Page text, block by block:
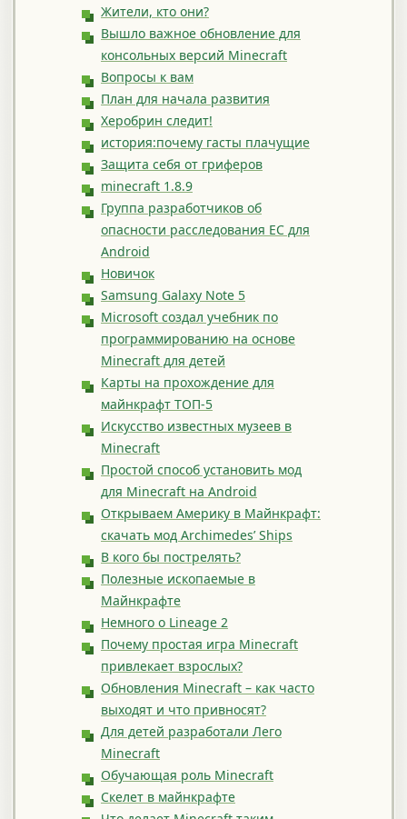
Жители, кто они?
Вышло важное обновление для
консольных версий Minecraft
Вопросы к вам
План для начала развития
Херобрин следит!
история:почему гасты плачущие
Защита себя от гриферов
minecraft 1.8.9
Группа разработчиков об
опасности расследования ЕС для
Android
Новичок
Samsung Galaxy Note 5
Microsoft создал учебник по
программированию на основе
Minecraft для детей
Карты на прохождение для
майнкрафт ТОП-5
Искусство известных музеев в
Minecraft
Простой способ установить мод
для Minecraft на Android
Открываем Америку в Майнкрафт:
скачать мод Archimedes’ Ships
В кого бы пострелять?
Полезные ископаемые в
Майнкрафте
Немного о Lineage 2
Почему простая игра Minecraft
привлекает взрослых?
Обновления Minecraft – как часто
выходят и что привносят?
Для детей разработали Лего
Minecraft
Обучающая роль Minecraft
Скелет в майнкрафте